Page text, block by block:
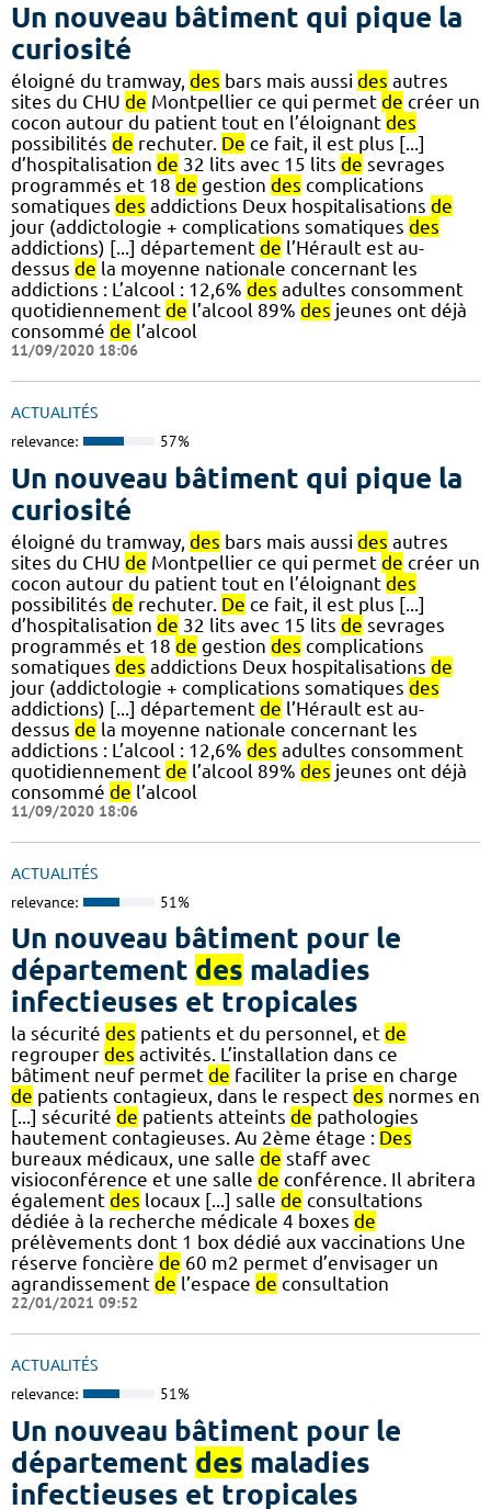
Un nouveau bâtiment qui pique la
curiosité
éloigné du tramway, des bars mais aussi des autres
sites du CHU de Montpellier ce qui permet de créer un
cocon autour du patient tout en l’éloignant des
possibilités de rechuter. De ce fait, il est plus [...]
d’hospitalisation de 32 lits avec 15 lits de sevrages
programmés et 18 de gestion des complications
somatiques des addictions Deux hospitalisations de
jour (addictologie + complications somatiques des
addictions) [...] département de l’Hérault est au-
dessus de la moyenne nationale concernant les
addictions : L’alcool : 12,6% des adultes consomment
quotidiennement de l’alcool 89% des jeunes ont déjà
consommé de l’alcool
11/09/2020 18:06
ACTUALITÉS
relevance: 57%
Un nouveau bâtiment qui pique la
curiosité
éloigné du tramway, des bars mais aussi des autres
sites du CHU de Montpellier ce qui permet de créer un
cocon autour du patient tout en l’éloignant des
possibilités de rechuter. De ce fait, il est plus [...]
d’hospitalisation de 32 lits avec 15 lits de sevrages
programmés et 18 de gestion des complications
somatiques des addictions Deux hospitalisations de
jour (addictologie + complications somatiques des
addictions) [...] département de l’Hérault est au-
dessus de la moyenne nationale concernant les
addictions : L’alcool : 12,6% des adultes consomment
quotidiennement de l’alcool 89% des jeunes ont déjà
consommé de l’alcool
11/09/2020 18:06
ACTUALITÉS
relevance: 51%
Un nouveau bâtiment pour le
département des maladies
infectieuses et tropicales
la sécurité des patients et du personnel, et de
regrouper des activités. L’installation dans ce
bâtiment neuf permet de faciliter la prise en charge
de patients contagieux, dans le respect des normes en
[...] sécurité de patients atteints de pathologies
hautement contagieuses. Au 2ème étage : Des
bureaux médicaux, une salle de staff avec
visioconférence et une salle de conférence. Il abritera
également des locaux [...] salle de consultations
dédiée à la recherche médicale 4 boxes de
prélèvements dont 1 box dédié aux vaccinations Une
réserve foncière de 60 m2 permet d’envisager un
agrandissement de l’espace de consultation
22/01/2021 09:52
ACTUALITÉS
relevance: 51%
Un nouveau bâtiment pour le
département des maladies
infectieuses et tropicales